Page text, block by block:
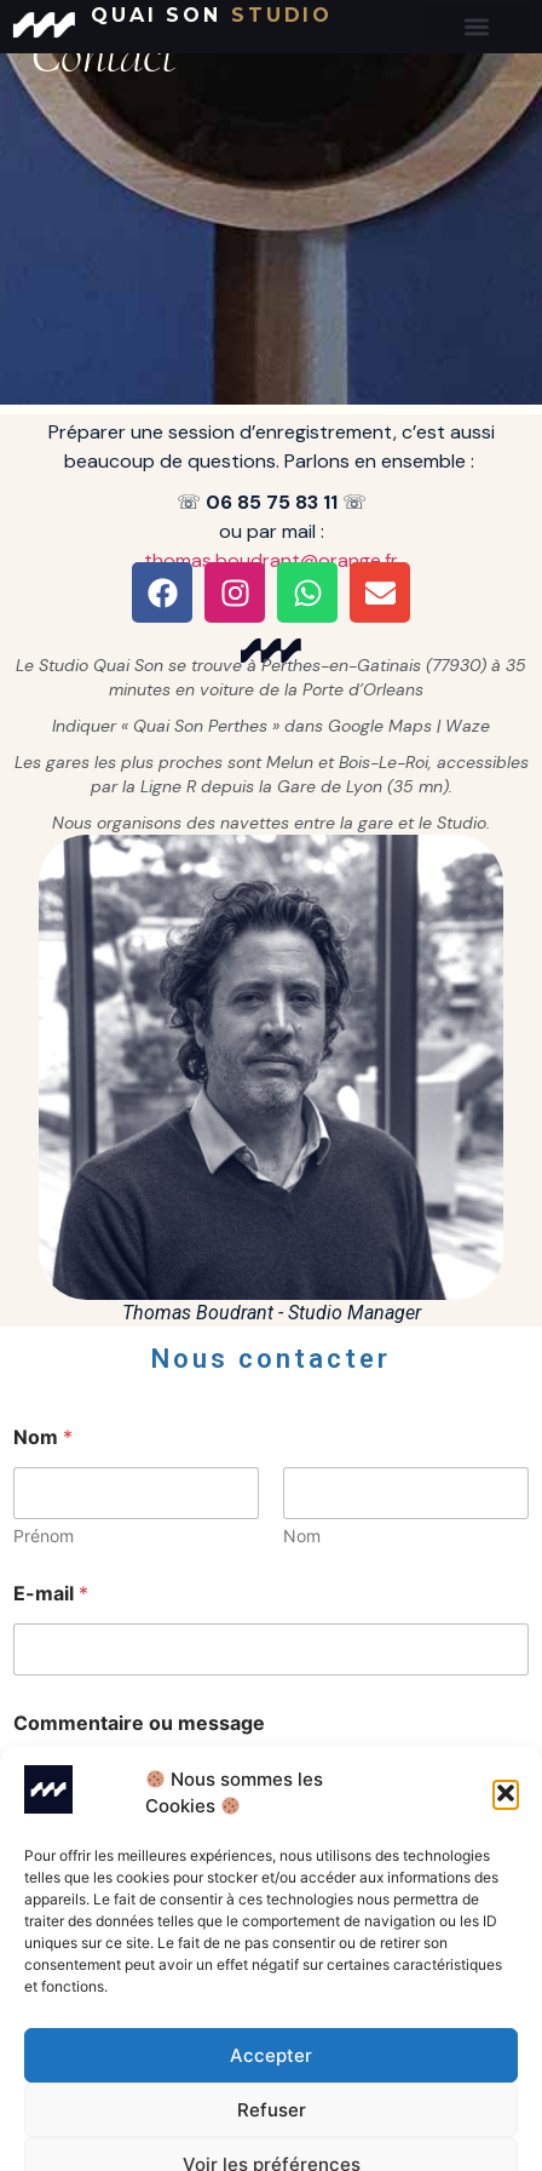
Nous sommes les
Cookies
Pour offrir les meilleures expériences, nous utilisons des technologies
telles que les cookies pour stocker et/ou accéder aux informations des
appareils. Le fait de consentir à ces technologies nous permettra de
traiter des données telles que le comportement de navigation ou les ID
uniques sur ce site. Le fait de ne pas consentir ou de retirer son
consentement peut avoir un effet négatif sur certaines caractéristiques
et fonctions.
Accepter
Refuser
Voir les préférences
QUAI SON STUDIO
Contact
Préparer une session d’enregistrement, c’est aussi
beaucoup de questions. Parlons en ensemble :
☏ 06 85 75 83 11☏
ou par mail :
thomas.boudrant@orange.fr
Le Studio Quai Son se trouve à Perthes-en-Gatinais (77930) à 35
minutes en voiture de la Porte d’Orleans
Indiquer « Quai Son Perthes » dans Google Maps | Waze
Les gares les plus proches sont Melun et Bois-Le-Roi, accessibles
par la Ligne R depuis la Gare de Lyon (35 mn).
Nous organisons des navettes entre la gare et le Studio.
Thomas Boudrant - Studio Manager
Nous contacter
e
s
a
g
o
u
m
s
a
Nom *
Prénom Nom
E-mail *
Commentaire ou message
Envoyer
CONTACT
Thomas
SE RENDRE
AU STUDIO
Studio Quai Son